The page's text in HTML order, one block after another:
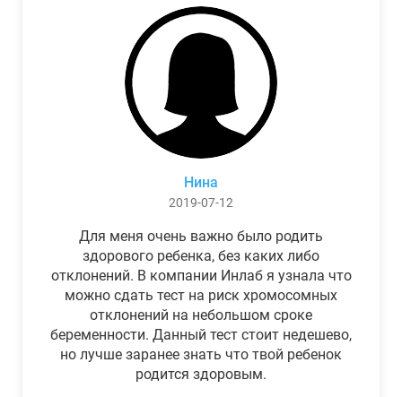
Нина
2019-07-12
Для меня очень важно было родить
здорового ребенка, без каких либо
отклонений. В компании Инлаб я узнала что
можно сдать тест на риск хромосомных
отклонений на небольшом сроке
беременности. Данный тест стоит недешево,
но лучше заранее знать что твой ребенок
родится здоровым.